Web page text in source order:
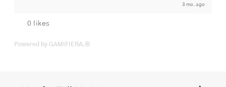
3 mo. ago
0 likes
Powered by GAMIFIERA.®